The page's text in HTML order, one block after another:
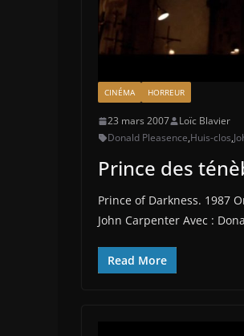
CINÉMA HORREUR
23 mars 2007
Loïc Blavier
Donald Pleasence,Huis-clos,
Prince des
Prince of Darkness. 1987
John Carpenter Avec :
Read More